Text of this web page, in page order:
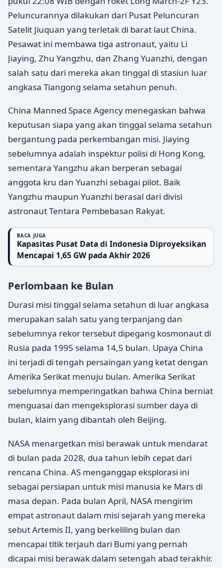
Peluncurannya dilakukan dari Pusat Peluncuran
Satelit Jiuquan yang terletak di barat laut China.
Pesawat ini membawa tiga astronaut, yaitu Li
Jiaying, Zhu Yangzhu, dan Zhang Yuanzhi, dengan
salah satu dari mereka akan tinggal di stasiun luar
angkasa Tiangong selama setahun penuh.
China Manned Space Agency menegaskan bahwa
keputusan siapa yang akan tinggal selama setahun
bergantung pada perkembangan misi. Jiaying
sebelumnya adalah inspektur polisi di Hong Kong,
sementara Yangzhu akan berperan sebagai
anggota kru dan Yuanzhi sebagai pilot. Baik
Yangzhu maupun Yuanzhi berasal dari divisi
astronaut Tentara Pembebasan Rakyat.
BACA JUGA
Kapasitas Pusat Data di Indonesia Diproyeksikan
Mencapai 1,65 GW pada Akhir 2026
Perlombaan ke Bulan
Durasi misi tinggal selama setahun di luar angkasa
merupakan salah satu yang terpanjang dan
sebelumnya rekor tersebut dipegang kosmonaut di
Rusia pada 1995 selama 14,5 bulan. Upaya China
ini terjadi di tengah persaingan yang ketat dengan
Amerika Serikat menuju bulan. Amerika Serikat
sebelumnya memperingatkan bahwa China berniat
menguasai dan mengeksplorasi sumber daya di
bulan, klaim yang dibantah oleh Beijing.
NASA menargetkan misi berawak untuk mendarat
di bulan pada 2028, dua tahun lebih cepat dari
rencana China. AS menganggap eksplorasi ini
sebagai persiapan untuk misi manusia ke Mars di
masa depan. Pada bulan April, NASA mengirim
empat astronaut dalam misi sejarah yang mereka
sebut Artemis II, yang berkeliling bulan dan
mencapai titik terjauh dari Bumi yang pernah
dicapai misi berawak dalam setengah abad terakhir.